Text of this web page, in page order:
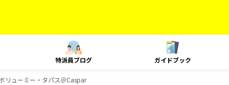
特派員ブログ ガイドブック
リューミー・タパス＠Caspar